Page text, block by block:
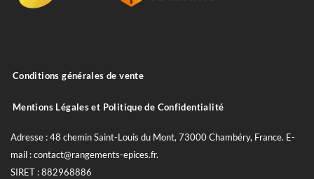
Conditions générales de vente
Mentions Légales et Politique de Confidentialité
Adresse : 48 chemin Saint-Louis du Mont, 73000 Chambéry, France. E-
mail : contact@rangements-epices.fr.
SIRET : 882968886